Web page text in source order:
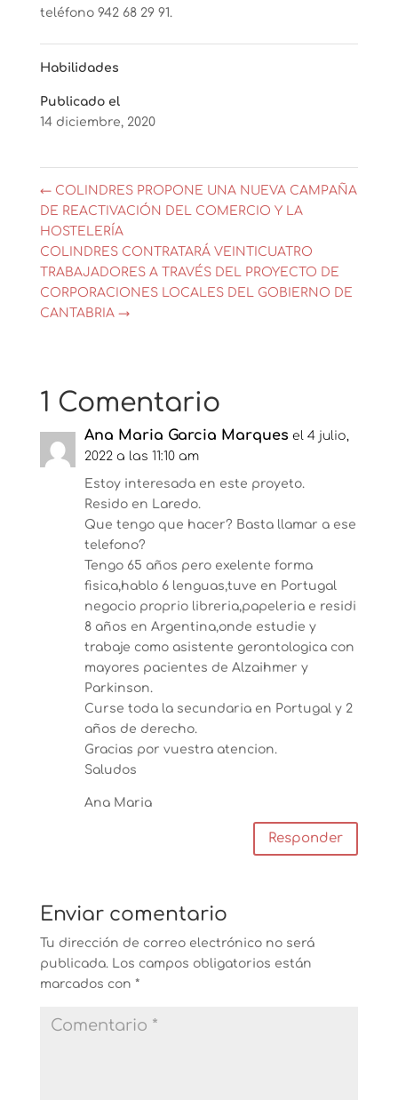
teléfono 942 68 29 91.
Habilidades
Publicado el
14 diciembre, 2020
←COLINDRES PROPONE UNA NUEVA CAMPAÑA
DE REACTIVACIÓN DEL COMERCIO Y LA
HOSTELERÍA
COLINDRES CONTRATARÁ VEINTICUATRO
TRABAJADORES A TRAVÉS DEL PROYECTO DE
CORPORACIONES LOCALES DEL GOBIERNO DE
CANTABRIA →
1 Comentario
Ana Maria Garcia Marques el 4 julio,
2022 a las 11:10 am
Estoy interesada en este proyeto.
Resido en Laredo.
Que tengo que hacer? Basta llamar a ese
telefono?
Tengo 65 años pero exelente forma
fisica,hablo 6 lenguas,tuve en Portugal
negocio proprio libreria,papeleria e residi
8 años en Argentina,onde estudie y
trabaje como asistente gerontologica con
mayores pacientes de Alzaihmer y
Parkinson.
Curse toda la secundaria en Portugal y 2
años de derecho.
Gracias por vuestra atencion.
Saludos
Ana Maria
Responder
Enviar comentario
Tu dirección de correo electrónico no será
publicada. Los campos obligatorios están
marcados con *